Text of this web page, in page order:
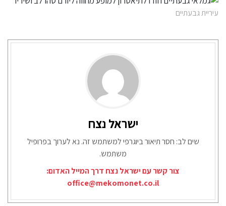
עיריית גבעתיים
ישראל נצח
שים לב: חסר תיאור ביוגרפי למשתמש זה. נא לערוך בפרופיל
משתמש.
צור קשר עם ישראל נצח דרך המייל האדום:
office@mekomonet.co.il